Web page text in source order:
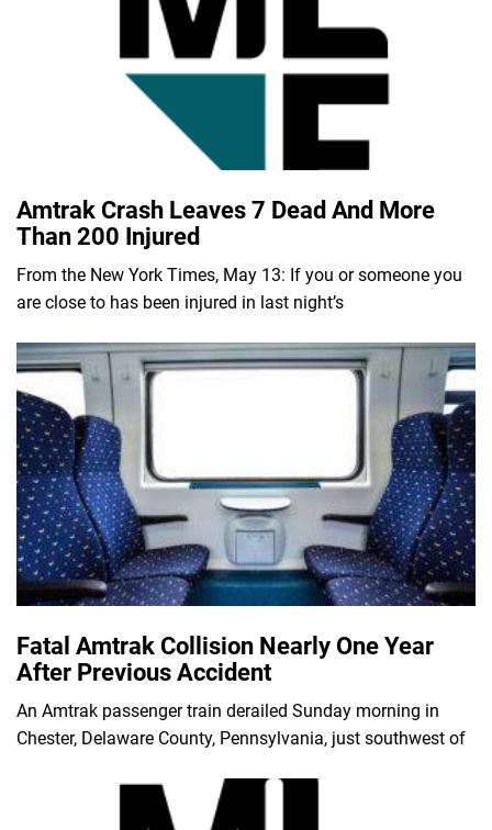
Amtrak Crash Leaves 7 Dead And More
Than 200 Injured
From the New York Times, May 13: If you or someone you
are close to has been injured in last night’s
Fatal Amtrak Collision Nearly One Year
After Previous Accident
An Amtrak passenger train derailed Sunday morning in
Chester, Delaware County, Pennsylvania, just southwest of